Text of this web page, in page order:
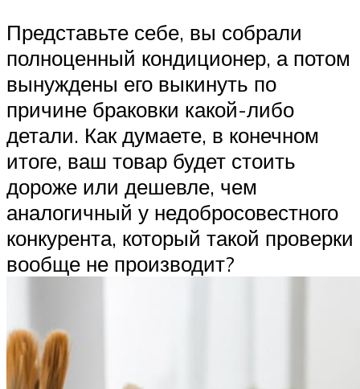
Представьте себе, вы собрали
полноценный кондиционер, а потом
вынуждены его выкинуть по
причине браковки какой-либо
детали. Как думаете, в конечном
итоге, ваш товар будет стоить
дороже или дешевле, чем
аналогичный у недобросовестного
конкурента, который такой проверки
вообще не производит?